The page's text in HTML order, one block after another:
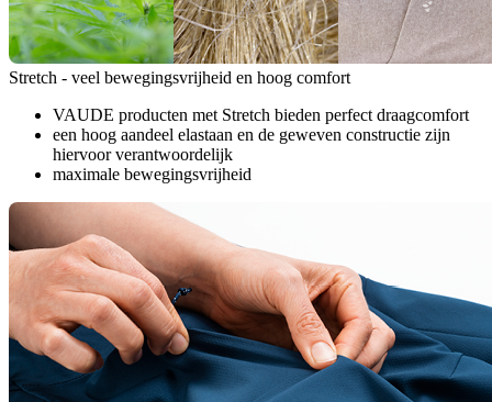
Stretch - veel bewegingsvrijheid en hoog comfort
VAUDE producten met Stretch bieden perfect draagcomfort
een hoog aandeel elastaan en de geweven constructie zijn
hiervoor verantwoordelijk
maximale bewegingsvrijheid